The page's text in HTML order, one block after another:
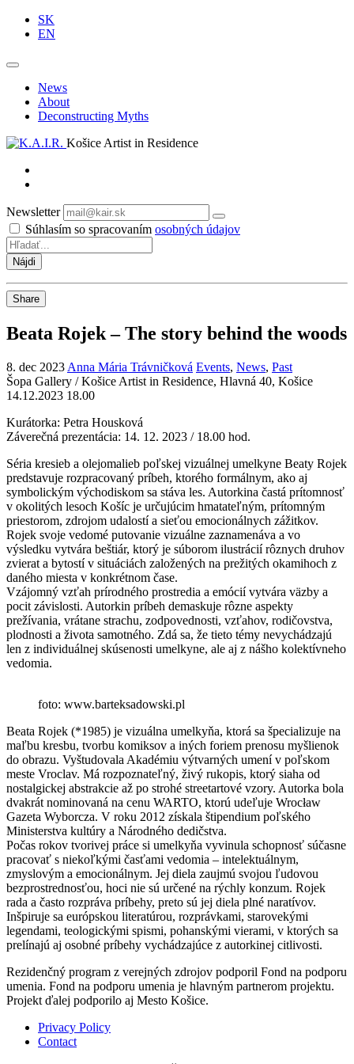
SK
EN
News
About
Deconstructing Myths
Košice Artist in Residence
Newsletter
Odoberať
Súhlasím so spracovaním osobných údajov
Share
Beata Rojek – The story behind the woods
8. dec 2023 Anna Mária Trávničková Events, News, Past
Šopa Gallery / Košice Artist in Residence, Hlavná 40, Košice
14.12.2023 18.00
Kurátorka: Petra Housková
Záverečná prezentácia: 14. 12. 2023 / 18.00 hod.
Séria kresieb a olejomalieb poľskej vizuálnej umelkyne Beaty Rojek
predstavuje rozpracovaný príbeh, ktorého formálnym, ako aj
symbolickým východiskom sa stáva les. Autorkina častá prítomnosť
v okolitých lesoch Košíc je určujúcim hmatateľným, prítomným
priestorom, zdrojom udalostí a sieťou emocionálnych zážitkov.
Rojek svoje vedomé putovanie vizuálne zaznamenáva a vo
výsledku vytvára beštiár, ktorý je súborom ilustrácií rôznych druhov
zvierat a bytostí v situáciách založených na prežitých okamihoch z
daného miesta v konkrétnom čase.
Vzájomný vzťah prírodného prostredia a emócií vytvára väzby a
pocit závislosti. Autorkin príbeh demaskuje rôzne aspekty
prežívania, vrátane strachu, zodpovednosti, vzťahov, rodičovstva,
plodnosti a života samotného. Zdá sa, že tieto témy nevychádzajú
len z individuálnej skúsenosti umelkyne, ale aj z nášho kolektívneho
vedomia.
foto: www.barteksadowski.pl
Beata Rojek (*1985) je vizuálna umelkyňa, ktorá sa špecializuje na
maľbu kresbu, tvorbu komiksov a iných foriem prenosu myšlienok
do obrazu. Vyštudovala Akadémiu výtvarných umení v poľskom
meste Vroclav. Má rozpoznateľný, živý rukopis, ktorý siaha od
nostalgickej abstrakcie až po strohé streetartové vzory. Autorka bola
dvakrát nominovaná na cenu WARTO, ktorú udeľuje Wrocław
Gazeta Wyborcza. V roku 2012 získala štipendium poľského
Ministerstva kultúry a Národného dedičstva.
Počas rokov tvorivej práce si umelkyňa vyvinula schopnosť súčasne
pracovať s niekoľkými časťami vedomia – intelektuálnym,
zmyslovým a emocionálnym. Jej diela zaujmú svojou ľudovou
bezprostrednosťou, hoci nie sú určené na rýchly konzum. Rojek
rada a často rozpráva príbehy, preto sú jej diela plné naratívov.
Inšpiruje sa európskou literatúrou, rozprávkami, starovekými
legendami, teologickými spismi, pohanskými vierami, v ktorých sa
prelínajú aj osobné príbehy vychádzajúce z autorkinej citlivosti.
Rezidenčný program z verejných zdrojov podporil Fond na podporu
umenia. Fond na podporu umenia je hlavným partnerom projektu.
Projekt ďalej podporilo aj Mesto Košice.
Privacy Policy
Contact